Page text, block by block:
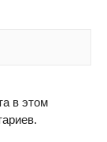
в этом